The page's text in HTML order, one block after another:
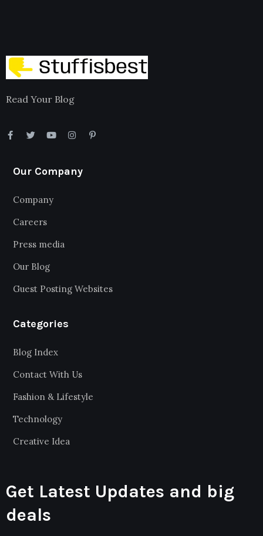
Read Your Blog
Our Company
Company
Careers
Press media
Our Blog
Guest Posting Websites
Categories
Blog Index
Contact With Us
Fashion & Lifestyle
Technology
Creative Idea
Get Latest Updates and big
deals